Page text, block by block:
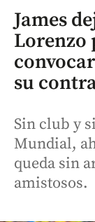
James
Lorenzo
su
Sin club y
Mundial,
queda sin
amistosos.